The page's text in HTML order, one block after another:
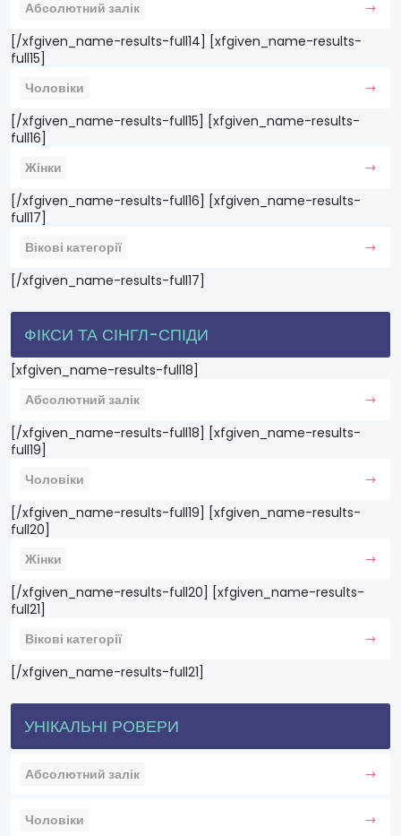
Абсолютний залік
[/xfgiven_name-results-full14] [xfgiven_name-results-
full15]
Чоловіки
[/xfgiven_name-results-full15] [xfgiven_name-results-
full16]
Жінки
[/xfgiven_name-results-full16] [xfgiven_name-results-
full17]
Вікові категорії
[/xfgiven_name-results-full17]
ФІКСИ ТА СІНГЛ-СПІДИ
[xfgiven_name-results-full18]
Абсолютний залік
[/xfgiven_name-results-full18] [xfgiven_name-results-
full19]
Чоловіки
[/xfgiven_name-results-full19] [xfgiven_name-results-
full20]
Жінки
[/xfgiven_name-results-full20] [xfgiven_name-results-
full21]
Вікові категорії
[/xfgiven_name-results-full21]
УНІКАЛЬНІ РОВЕРИ
Абсолютний залік
Чоловіки